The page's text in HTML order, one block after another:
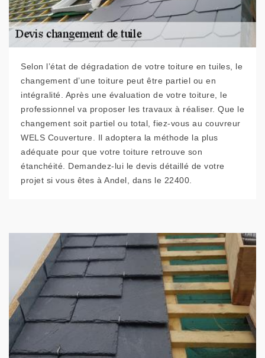
Selon l’état de dégradation de votre toiture en tuiles, le
changement d’une toiture peut être partiel ou en
intégralité. Après une évaluation de votre toiture, le
professionnel va proposer les travaux à réaliser. Que le
changement soit partiel ou total, fiez-vous au couvreur
WELS Couverture. Il adoptera la méthode la plus
adéquate pour que votre toiture retrouve son
étanchéité. Demandez-lui le devis détaillé de votre
projet si vous êtes à Andel, dans le 22400.